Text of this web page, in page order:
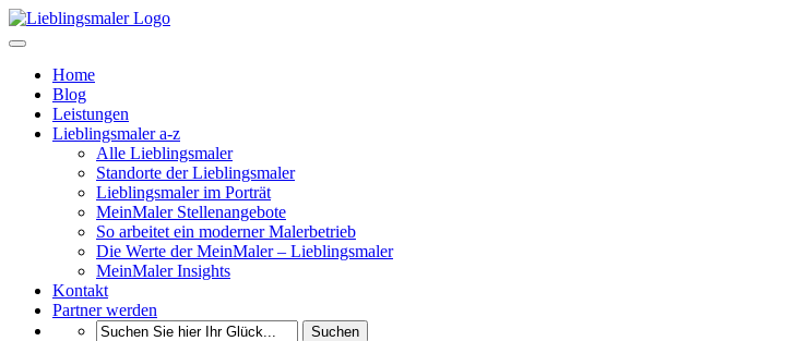
Home
Blog
Leistungen
Lieblingsmaler a-z
Alle Lieblingsmaler
Standorte der Lieblingsmaler
Lieblingsmaler im Porträt
MeinMaler Stellenangebote
So arbeitet ein moderner Malerbetrieb
Die Werte der MeinMaler – Lieblingsmaler
MeinMaler Insights
Kontakt
Partner werden
Suchen